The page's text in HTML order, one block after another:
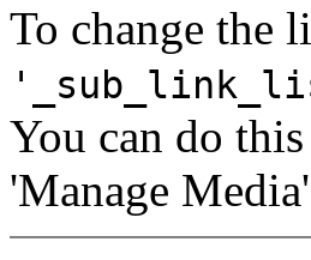
To change the
You can do
'Manage